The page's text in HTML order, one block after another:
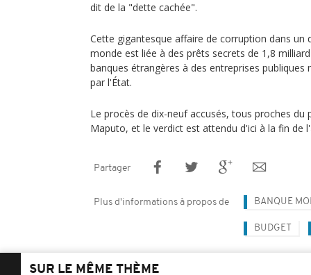
dit de la "dette cachée".
Cette gigantesque affaire de corruption dans un
monde est liée à des prêts secrets de 1,8
banques étrangères à des entreprises publiques
par l'État.
Le procès de dix-neuf accusés, tous proches du
Maputo, et le verdict est attendu d'ici à la fin de
Partager
Plus d'informations à propos de BANQUE
BUDGET
SUR LE MÊME THÈME